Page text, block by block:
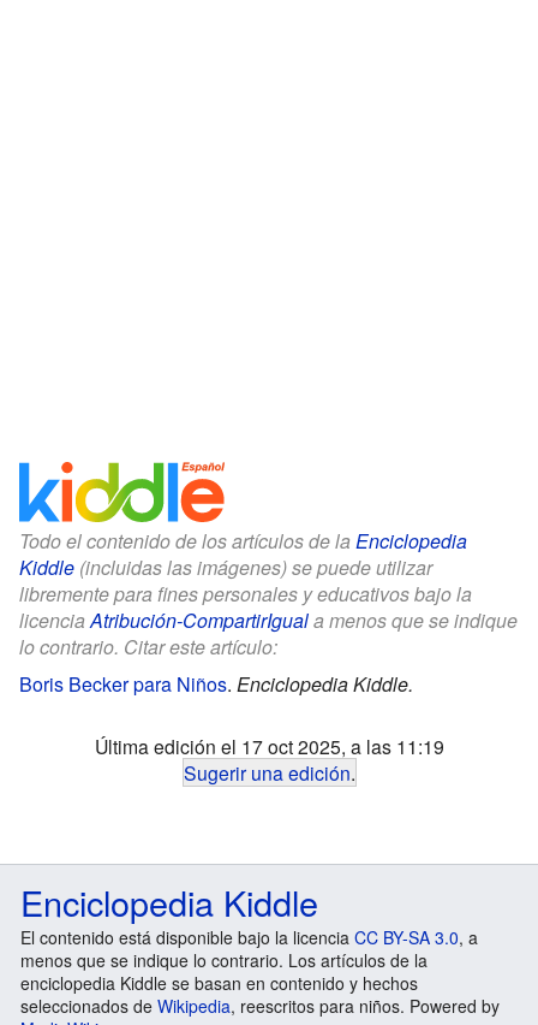
Todo el contenido de los artículos de la Enciclopedia
Kiddle (incluidas las imágenes) se puede utilizar
libremente para fines personales y educativos bajo la
licenciaAtribución-CompartirIguala menos que se indique
lo contrario. Citar este artículo:
Boris Becker para Niños. Enciclopedia Kiddle.
Última edición el 17 oct 2025, a las 11:19
Sugerir una edición.
Enciclopedia Kiddle
El contenido está disponible bajo la licencia CC BY-SA 3.0, a
menos que se indique lo contrario. Los artículos de la
enciclopedia Kiddle se basan en contenido y hechos
seleccionados de Wikipedia, reescritos para niños. Powered by